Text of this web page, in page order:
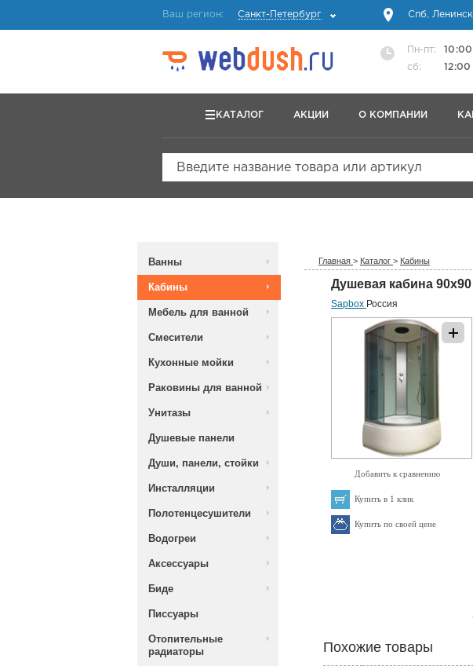
Ваш регион: Санкт-Петербург Спб,
Пн-пт:
сб:
КАТАЛОГ АКЦИИ О КОМПАНИИ
Введите название товара или артикул
Ванны
Кабины
Мебель для ванной
Смесители
Кухонные мойки
Раковины для ванной
Унитазы
Душевые панели
Души, панели, стойки
Инсталляции
Полотенцесушители
Водогреи
Аксессуары
Биде
Писсуары
Отопительные
радиаторы
Главная > Каталог > Кабины
Душевая кабина
Sapbox Россия
Добавить к сравнению
Купить в 1 клик
Купить по своей цене
Похожие товары